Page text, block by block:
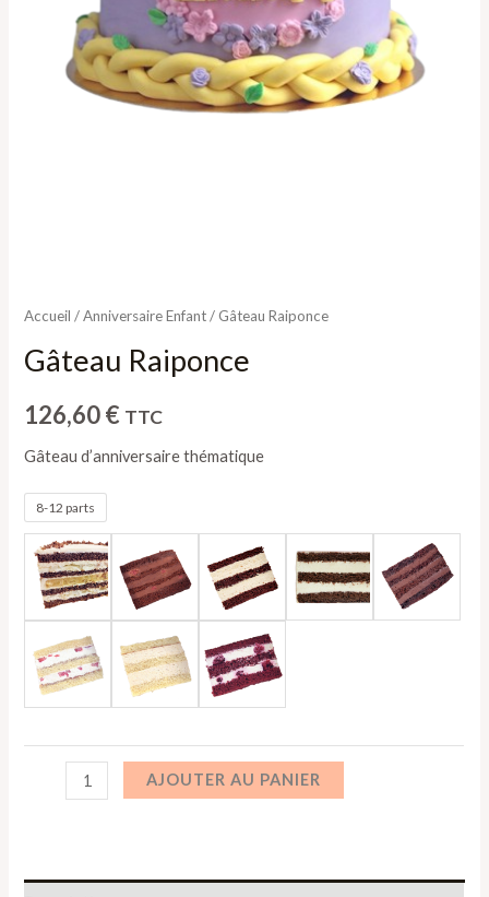
Accueil /Anniversaire Enfant/ Gâteau Raiponce
Gâteau Raiponce
126,60€ TTC
Gâteau d’anniversaire thématique
8-12 parts
AJOUTER AU PANIER